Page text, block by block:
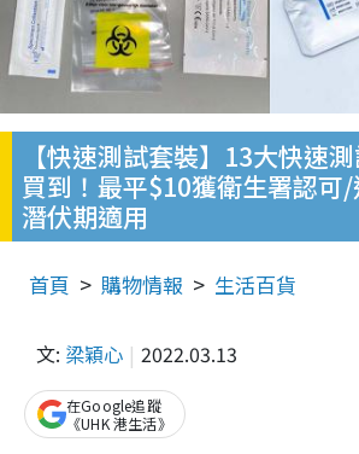
【快速測試套裝】13大快速
買到！最平$10獲衛生署認可
潛伏期適用
首頁 購物情報 生活百貨
文: 梁穎心 2022.03.13
在Google追蹤
《UHK 港生活》